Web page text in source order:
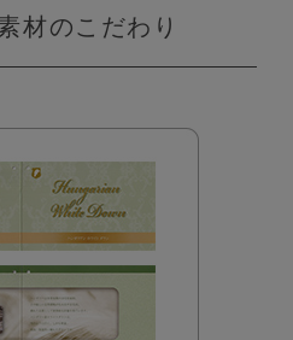
材のこだわり